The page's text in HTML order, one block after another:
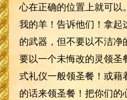
心在正确的位置上就可以
我的羊！告诉他们！拿起
的武器，但不要以不洁净
要以一个未悔改的灵领圣
式礼仪一般领圣餐！或藉
的话来领圣餐！把你们的